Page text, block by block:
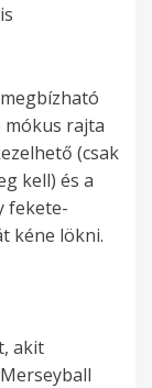
mókus rajta
(csak
kell) és a
fekete-
kéne lökni.
akit